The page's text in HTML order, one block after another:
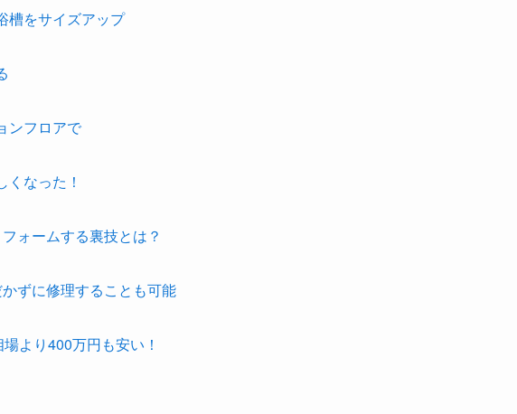
槽をサイズアップ
ンフロアで
なった！
ォームする裏技とは？
ずに修理することも可能
より400万円も安い！